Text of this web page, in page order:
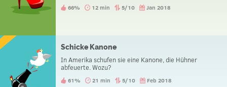
66% 12 min 5/10 Jan 2018
Schicke Kanone
In Amerika schufen sie eine Kanone, die Hühner
abfeuerte. Wozu?
61% 21 min 5/10 Feb 2018